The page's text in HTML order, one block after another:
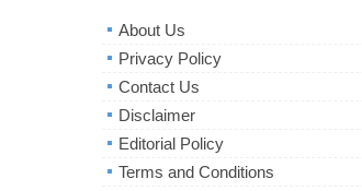
About Us
Privacy Policy
Contact Us
Disclaimer
Editorial Policy
Terms and Conditions